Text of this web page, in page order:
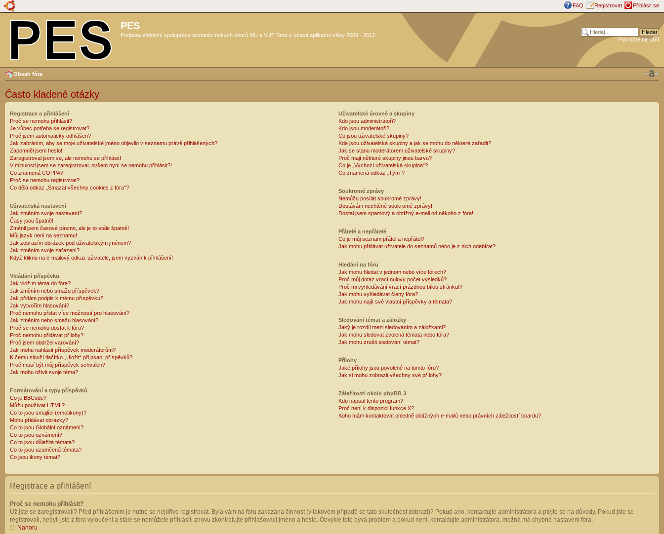
FAQ Registrovat Přihlásit se
PES
Podpora efektivní spolupráce biomedicínských oborů MU a VUT Brno s účastí aplikační sféry 2009 - 2012
Pokročilé hledání
Obsah fóra
Často kladené otázky
Registrace a přihlášení
Proč se nemohu přihlásit?
Je vůbec potřeba se registrovat?
Proč jsem automaticky odhlášen?
Jak zabráním, aby se moje uživatelské jméno objevilo v seznamu právě přihlášených?
Zapomněl jsem heslo!
Zaregistroval jsem se, ale nemohu se přihlásit!
V minulosti jsem se zaregistroval, ovšem nyní se nemohu přihlásit?!
Co znamená COPPA?
Proč se nemohu registrovat?
Co dělá odkaz „Smazat všechny cookies z fóra“?
Uživatelská nastavení
Jak změním svoje nastavení?
Časy jsou špatně!
Změnil jsem časové pásmo, ale je to stále špatně!
Můj jazyk není na seznamu!
Jak zobrazím obrázek pod uživatelským jménem?
Jak změním svoje zařazení?
Když kliknu na e-mailový odkaz uživatele, jsem vyzván k přihlášení!
Vkládání příspěvků
Jak vložím téma do fóra?
Jak změním nebo smažu příspěvek?
Jak přidám podpis k mému příspěvku?
Jak vytvořím hlasování?
Proč nemohu přidat více možností pro hlasování?
Jak změním nebo smažu hlasování?
Proč se nemohu dostat k fóru?
Proč nemohu přidávat přílohy?
Proč jsem obdržel varování?
Jak mohu nahlásit příspěvek moderátorům?
K čemu slouží tlačítko „Uložit“ při psaní příspěvků?
Proč musí být můj příspěvek schválen?
Jak mohu oživit svoje téma?
Formátování a typy příspěvků
Co je BBCode?
Můžu používat HTML?
Co to jsou smajlíci (emotikony)?
Mohu přidávat obrázky?
Co to jsou Globální oznámení?
Co to jsou oznámení?
Co to jsou důležitá témata?
Co to jsou uzamčená témata?
Co jsou ikony témat?
Uživatelské úrovně a skupiny
Kdo jsou administrátoři?
Kdo jsou moderátoři?
Co jsou uživatelské skupiny?
Kde jsou uživatelské skupiny a jak se mohu do některé zařadit?
Jak se stanu moderátorem uživatelské skupiny?
Proč mají některé skupiny jinou barvu?
Co je „Výchozí uživatelská skupina“?
Co znamená odkaz „Tým“?
Soukromé zprávy
Nemůžu posílat soukromé zprávy!
Dostávám nechtěné soukromé zprávy!
Dostal jsem spamový a obtížný e-mail od někoho z fóra!
Přátelé a nepřátelé
Co je můj seznam přátel a nepřátel?
Jak mohu přidávat uživatele do seznamů nebo je z nich odebírat?
Hledání na fóru
Jak mohu hledat v jednom nebo více fórech?
Proč můj dotaz vrací nulový počet výsledků?
Proč mi vyhledávání vrací prázdnou bílou stránku!?
Jak mohu vyhledávat členy fóra?
Jak mohu najít své vlastní příspěvky a témata?
Sledování témat a záložky
Jaký je rozdíl mezi sledováním a záložkami?
Jak mohu sledovat zvolená témata nebo fóra?
Jak mohu zrušit sledování témat?
Přílohy
Jaké přílohy jsou povolené na tomto fóru?
Jak si mohu zobrazit všechny své přílohy?
Záležitosti okolo phpBB 3
Kdo napsal tento program?
Proč není k dispozici funkce X?
Koho mám kontaktovat ohledně obtížných e-mailů nebo právních záležitostí boardu?
Registrace a přihlášení
Proč se nemohu přihlásit?
Už jste se zaregistrovali? Před přihlášením je nutné se nejdříve registrovat. Byla vám na fóru zakázána činnost (v takovém případě se tato skutečnost zobrazí)? Pokud ano, kontaktujte administrátora a ptejte se na důvody. Pokud jste se
registrovali, nebyli jste z fóra vyloučeni a stále se nemůžete přihlásit, znovu zkontrolujte přihlašovací jméno a heslo. Obvykle toto bývá problém a pokud není, kontaktujte administrátora, možná má chybné nastavení fóra.
Nahoru